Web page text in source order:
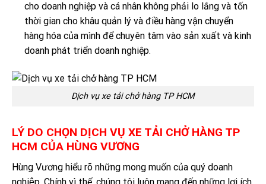
cho doanh nghiệp và cá nhân không phải lo lắng và tốn
thời gian cho khâu quản lý và điều hàng vận chuyển
hàng hóa của mình để chuyên tâm vào sản xuất và kinh
doanh phát triển doanh nghiệp.
Dịch vụ xe tải chở hàng TP HCM
LÝ DO CHỌN DỊCH VỤ XE TẢI CHỞ HÀNG TP
HCM CỦA HÙNG VƯƠNG
Hùng Vương hiểu rõ những mong muốn của quý doanh
nghiệp. Chính vì thế, chúng tôi luôn mang đến những lợi ích